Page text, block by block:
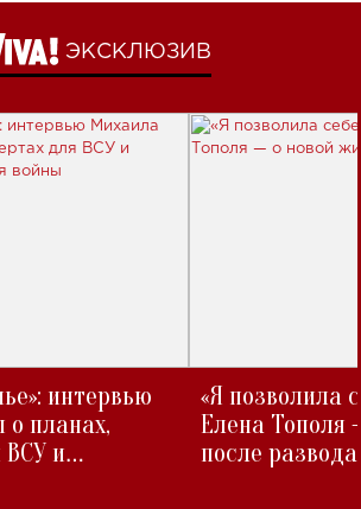
ЭКСКЛЮЗИВ
интервью
планах,
ВСУ и
«Я позволила
Елена Тополя
после развода